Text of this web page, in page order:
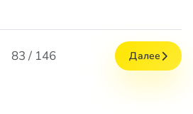
83 / 146 Далее